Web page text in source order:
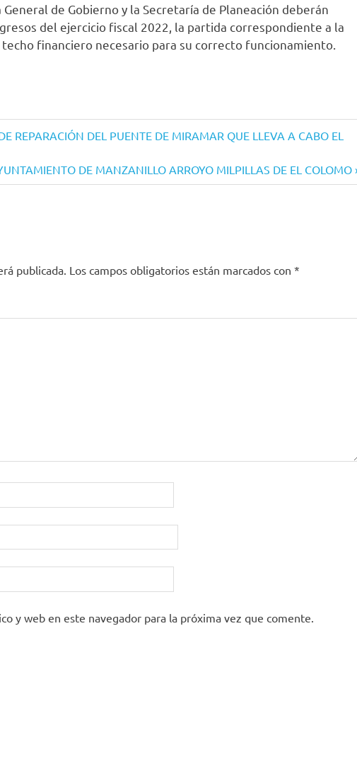
de Gobierno y la Secretaría de Planeación deberán
del ejercicio fiscal 2022, la partida correspondiente a la
financiero necesario para su correcto funcionamiento.
REPARACIÓN DEL PUENTE DE MIRAMAR QUE LLEVA A CABO EL
DE MANZANILLO ARROYO MILPILLAS DE EL COLOMO
publicada. Los campos obligatorios están marcados con *
y web en este navegador para la próxima vez que comente.